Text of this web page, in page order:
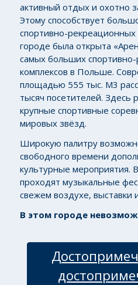
активный отдых и охотно
Этому способствует
спортивно-
городе была открыта
самых больших спортивно-
комплексов в Польше.
площадью 555 тыс. М3
тысяч посетителей. Здесь
крупные спортивные
мировых звёзд.
Широкую палитру
свободного времени
культурные мероприятия.
проходят музыкальные
свежем воздухе, выставки
В этом городе